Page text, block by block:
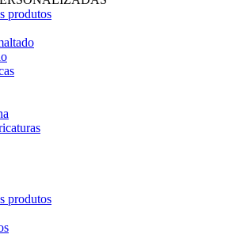
produtos
produtos